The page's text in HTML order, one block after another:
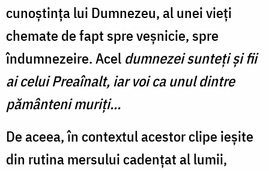
cunoștința lui Dumnezeu, al unei vieți
chemate de fapt spre veșnicie, spre
îndumnezeire. Acel dumnezei sunteți și fii
ai celui Preaînalt, iar voi ca unul dintre
pământeni muriți...
De aceea, în contextul acestor clipe ieșite
din rutina mersului cadențat al lumii,